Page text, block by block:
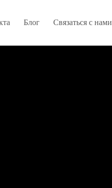
Блог Связаться с нами